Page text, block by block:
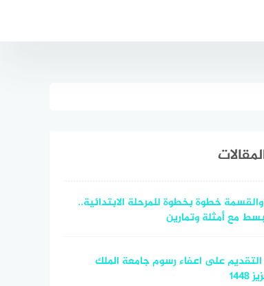
خطوة بخطوة للمرحلة الابتدائية..
مع أمثلة وتمارين
على اعفاء رسوم جامعة الملك